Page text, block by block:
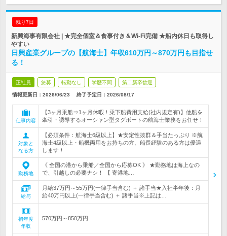
残り7日
新興海事有限会社 | ★完全個室＆食事付き＆Wi-Fi完備 ★船内休日も取得し
やすい
日興産業グループの【航海士】年収610万円～870万円も目指せ
る！
正社員 急募 転勤なし 学歴不問 第二新卒歓迎
情報更新日：2026/06/23 終了予定日： 2026/08/17
仕事内容
【3ヶ月乗船⇒1ヶ月休暇！乗下船費用支給(社内規定有)】他船を
牽引・誘導するオーシャン型タグボートの航海士業務をお任せ！
対象と
なる方
【必須条件：航海士6級以上】★安定性抜群＆手当たっぷり ※航
海士4級以上・船機両用をお持ちの方、船長経験のある方は優遇
します！
勤務地
《 全国の港から乗船／全国から応募OK 》 ★勤務地は海上なの
で、引越しの必要ナシ！ 【 寄港地…
給与
月給37万円～55万円(一律手当含む) ＋ 諸手当★入社半年後：月
給40万円以上(一律手当含む) ＋ 諸手当※上記は…
初年度
年収
570万円～850万円